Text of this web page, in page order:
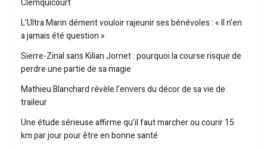
Clemquicourt
L’Ultra Marin dément vouloir rajeunir ses bénévoles : « Il n’en
a jamais été question »
Sierre-Zinal sans Kilian Jornet : pourquoi la course risque de
perdre une partie de sa magie
Mathieu Blanchard révèle l’envers du décor de sa vie de
traileur
Une étude sérieuse affirme qu’il faut marcher ou courir 15
km par jour pour être en bonne santé